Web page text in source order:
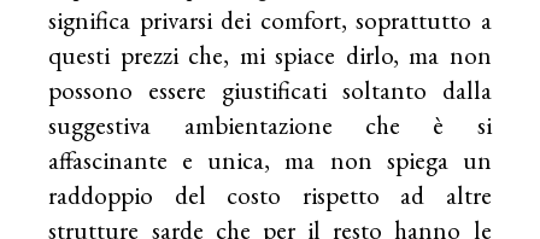
significa privarsi dei comfort, soprattutto a
questi prezzi che, mi spiace dirlo, ma non
possono essere giustificati soltanto dalla
suggestiva ambientazione che è si
affascinante e unica, ma non spiega un
raddoppio del costo rispetto ad altre
strutture sarde che per il resto hanno le